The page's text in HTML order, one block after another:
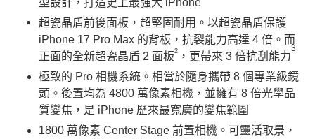
超瓷晶盾前後面板，超堅固耐用。以超瓷晶盾保護
iPhone 17 Pro Max 的背板，抗裂能力高達 4 倍。而
正面的全新超瓷晶盾 2 面板2 ，更帶來 3 倍抗刮能力
3
極致的 Pro 相機系統。相當於隨身攜帶 8 個專業級鏡
頭。後置均為 4800 萬像素相機，並擁有 8 倍光學品
質變焦，是 iPhone 歷來最寬廣的變焦範圍
1800 萬像素 Center Stage 前置相機。可靈活取景，